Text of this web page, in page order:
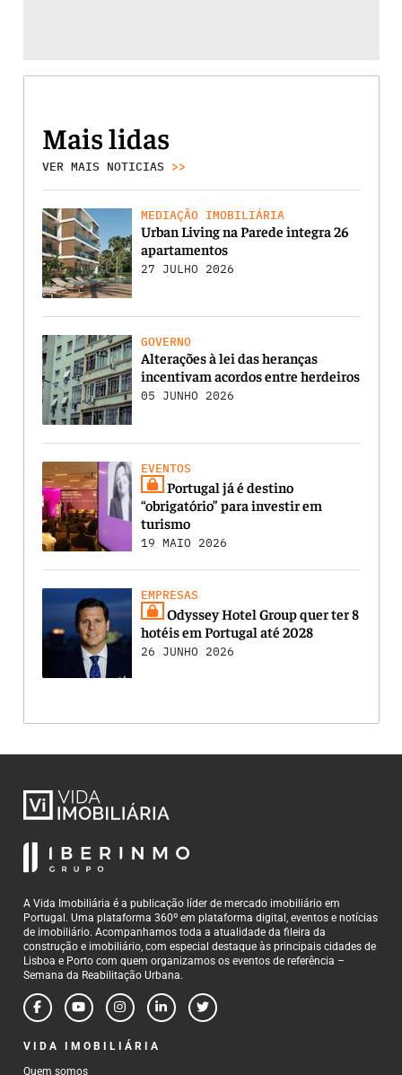
Mais lidas
VER MAIS NOTICIAS >>
MEDIAÇÃO IMOBILIÁRIA
Urban Living na Parede integra 26
apartamentos
27 JULHO 2026
GOVERNO
Alterações à lei das heranças
incentivam acordos entre herdeiros
05 JUNHO 2026
EVENTOS
Portugal já é destino
“obrigatório” para investir em
turismo
19 MAIO 2026
EMPRESAS
Odyssey Hotel Group quer ter 8
hotéis em Portugal até 2028
26 JUNHO 2026
A Vida Imobiliária é a publicação líder de mercado imobiliário em
Portugal. Uma plataforma 360º em plataforma digital, eventos e notícias
de imobiliário. Acompanhamos toda a atualidade da fileira da
construção e imobiliário, com especial destaque às principais cidades de
Lisboa e Porto com quem organizamos os eventos de referência –
Semana da Reabilitação Urbana.
VIDA IMOBILIÁRIA
Quem somos